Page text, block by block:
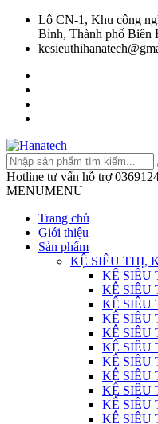
Lô CN-1, Khu công
Bình, Thành phố Biên
Hotline tư vấn hỗ trợ
MENUMENU
Trang chủ
Giới thiệu
Sản phẩm
KỆ SIÊU THỊ,
KỆ SIÊU
KỆ SIÊU
KỆ SIÊU
KỆ SIÊU
KỆ
KỆ SIÊU
KỆ SIÊU
KỆ SIÊU
KỆ SIÊU
KỆ SIÊU
KỆ SIÊU